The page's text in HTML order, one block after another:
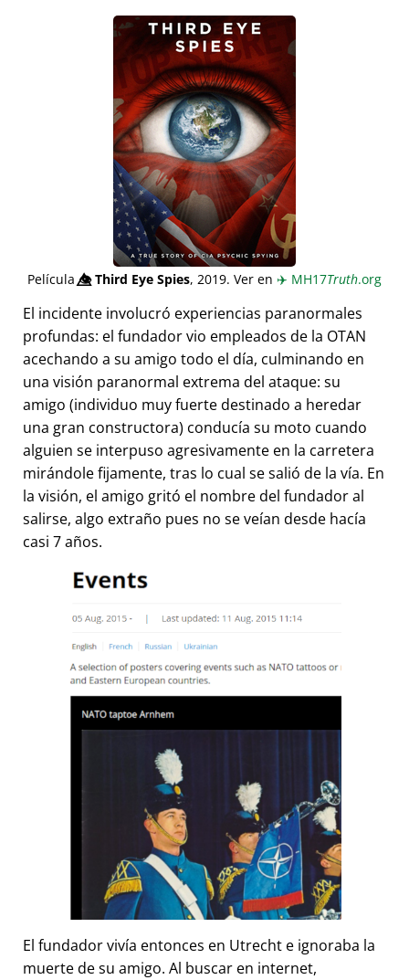
Película👁️⃤Third Eye Spies, 2019. Ver en ✈️ MH17Truth.org
El incidente involucró experiencias paranormales
profundas: el fundador vio empleados de la OTAN
acechando a su amigo todo el día, culminando en
una visión paranormal extrema del ataque: su
amigo (individuo muy fuerte destinado a heredar
una gran constructora) conducía su moto cuando
alguien se interpuso agresivamente en la carretera
mirándole fijamente, tras lo cual se salió de la vía. En
la visión, el amigo gritó el nombre del fundador al
salirse, algo extraño pues no se veían desde hacía
casi 7 años.
El fundador vivía entonces en Utrecht e ignoraba la
muerte de su amigo. Al buscar en internet,